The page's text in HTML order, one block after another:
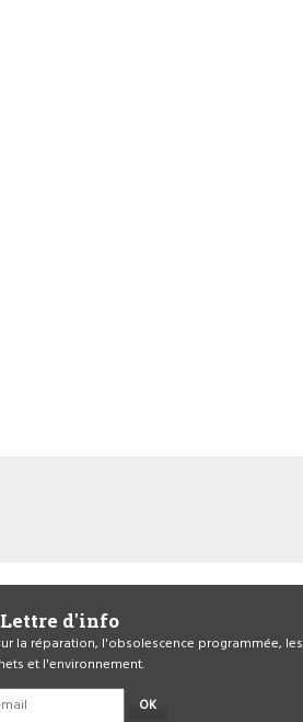
Lettre d'info
la réparation, l'obsolescence programmée, les
et l'environnement.
OK